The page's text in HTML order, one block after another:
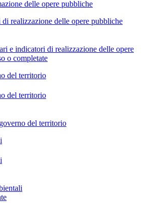
delle opere pubbliche
realizzazione delle opere pubbliche
e indicatori di realizzazione delle opere
o completate
del territorio
del territorio
del territorio